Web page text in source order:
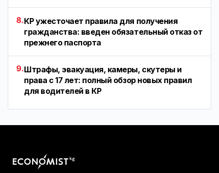
8.КР ужесточает правила для получения
гражданства: введен обязательный отказ от
прежнего паспорта
9.Штрафы, эвакуация, камеры, скутеры и
права с 17 лет: полный обзор новых правил
для водителей в КР